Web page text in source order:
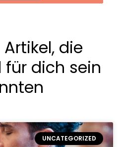
die
dich sein
UNCATEGORIZED